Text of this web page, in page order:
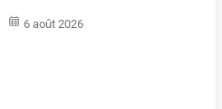
6 août 2026